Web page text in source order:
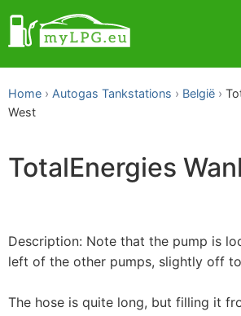
Home Autogas Tankstations België
West
TotalEnergies
Description: Note that the pump is
left of the other pumps, slightly off
The hose is quite long, but filling it